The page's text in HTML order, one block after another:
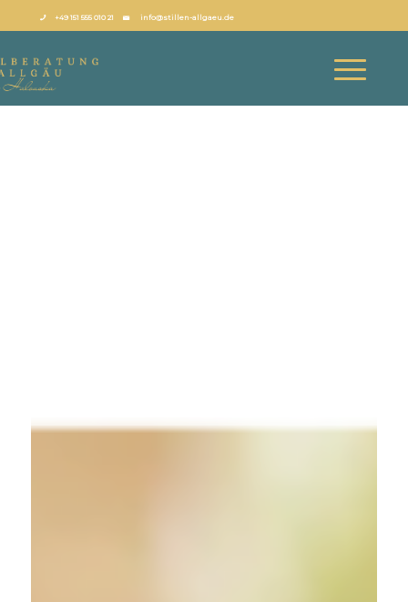
+49 151 555 010 21 info@stillen-allgaeu.de